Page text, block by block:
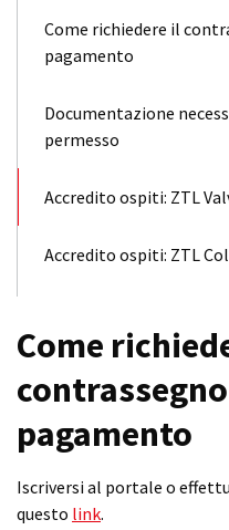
Come richiedere il
pagamento
Documentazione
permesso
Accredito ospiti: ZTL
Accredito ospiti: ZTL
Come
pagamento
Iscriversi al portale o
questo link.